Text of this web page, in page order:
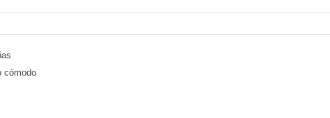
cómodo